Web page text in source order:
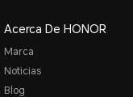
Acerca De HONOR
Marca
Noticias
Blog